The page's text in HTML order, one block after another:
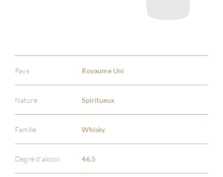
Pays Royaume Uni
Nature Spiritueux
Famille Whisky
Degré d'alcool 46.5